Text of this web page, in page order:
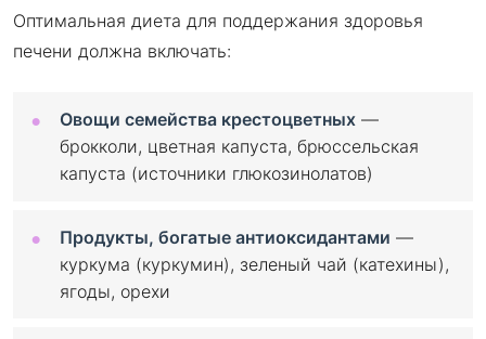
Оптимальная диета для поддержания здоровья
печени должна включать:
Овощи семейства крестоцветных —
брокколи, цветная капуста, брюссельская
капуста (источники глюкозинолатов)
Продукты, богатые антиоксидантами —
куркума (куркумин), зеленый чай (катехины),
ягоды, орехи